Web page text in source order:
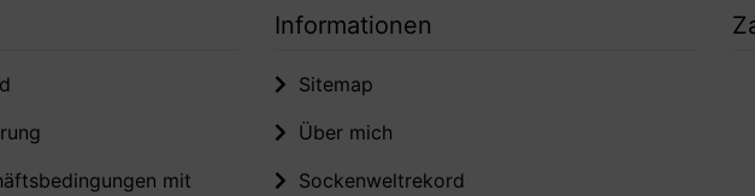
mit
Informationen
Sitemap
Über mich
Sockenweltrekord